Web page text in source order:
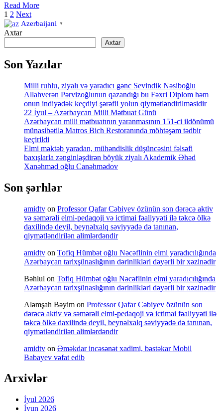
Read More
Posts
pagination
1 2 Next
Azerbaijani ▼
Axtar
Axtar
Son Yazılar
Milli ruhlu, ziyalı və yaradıcı gənc Sevindik Nəsiboğlu
Allahverən Pərvizoğlunun qazandığı bu Fəxri Diplom həm
onun indiyədək keçdiyi şərəfli yolun qiymətləndirilməsidir
22 İyul – Azərbaycan Milli Mətbuat Günü
Azərbaycan milli mətbuatının yaranmasının 151-ci ildönümü
münasibətilə Matros Bich Restoranında möhtəşəm tədbir
keçirildi
Elmi məktəb yaradan, mühəndislik düşüncəsini fəlsəfi
baxışlarla zənginləşdirən böyük ziyalı Akademik Əhəd
Xanəhməd oğlu Canəhmədov
Son şərhlər
amidtv on Professor Qafar Cəbiyev özünün son dərəcə aktiv
və səmərəli elmi-pedaqoji və ictimai fəaliyyəti ilə təkcə ölkə
daxilində deyil, beynəlxalq səviyyədə də tanınan,
qiymətləndirilən alimlərdəndir
amidtv on Tofiq Hümbət oğlu Nəcəflinin elmi yaradıcılığında
Azərbaycan tarixşünaslığının dərinlikləri dəyərli bir xəzinədir
Bəhlul on Tofiq Hümbət oğlu Nəcəflinin elmi yaradıcılığında
Azərbaycan tarixşünaslığının dərinlikləri dəyərli bir xəzinədir
Aləmşah Bəyim on Professor Qafar Cəbiyev özünün son
dərəcə aktiv və səmərəli elmi-pedaqoji və ictimai fəaliyyəti ilə
təkcə ölkə daxilində deyil, beynəlxalq səviyyədə də tanınan,
qiymətləndirilən alimlərdəndir
amidtv on Əməkdar incəsənət xadimi, bəstəkar Mobil
Babayev vəfat edib
Arxivlər
İyul 2026
İyun 2026